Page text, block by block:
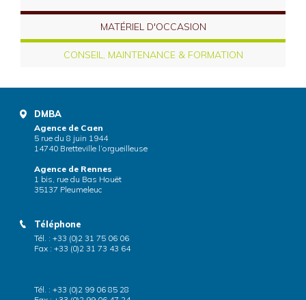
MATÉRIEL D'OCCASION
CONSEIL, MAINTENANCE & FORMATION
DMBA
Agence de Caen
5 rue du 8 juin 1944
14740 Bretteville l’orgueilleuse
Agence de Rennes
1 bis, rue du Bas Houët
35137 Pleumeleuc
Téléphone
Tél. : +33 (0)2 31 75 06 06
Fax : +33 (0)2 31 73 43 64
Tél. : +33 (0)2 99 06 85 28